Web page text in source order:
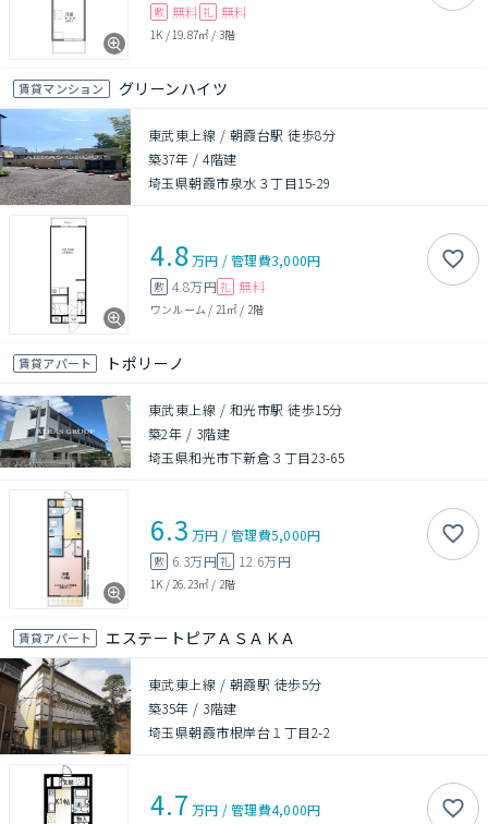
敷 無料 礼 無料
1K / 19.87㎡ / 3階
賃貸マンション グリーンハイツ
東武東上線 / 朝霞台駅 徒歩8分
築37年 /4階建
埼玉県朝霞市泉水３丁目15-29
4.8万円 /管理費3,000円
敷 4.8万円 礼 無料
ワンルーム / 21㎡ / 2階
賃貸アパート トポリーノ
東武東上線 / 和光市駅 徒歩15分
築2年 / 3階建
埼玉県和光市下新倉３丁目23-65
6.3 万円 /管理費5,000円
敷 6.3万円礼 12.6万円
1K / 26.23㎡ / 2階
賃貸アパート エステートピアＡＳＡＫＡ
東武東上線 / 朝霞駅 徒歩5分
築35年 / 3階建
埼玉県朝霞市根岸台１丁目2-2
4.7 万円 /管理費4,000円